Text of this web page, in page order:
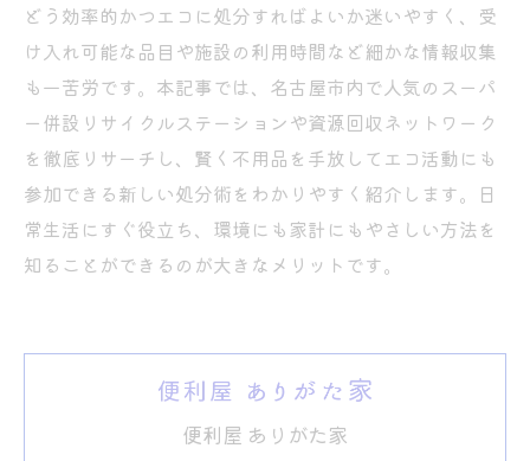
どう効率的かつエコに処分すればよいか迷いやすく、受
け入れ可能な品目や施設の利用時間など細かな情報収集
も一苦労です。本記事では、名古屋市内で人気のスーパ
ー併設リサイクルステーションや資源回収ネットワーク
を徹底リサーチし、賢く不用品を手放してエコ活動にも
参加できる新しい処分術をわかりやすく紹介します。日
常生活にすぐ役立ち、環境にも家計にもやさしい方法を
知ることができるのが大きなメリットです。
便利屋 ありがた家